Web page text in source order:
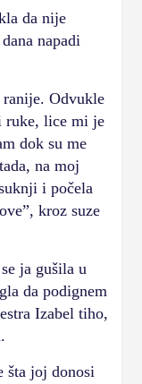
da nije
napadi
ranije. Odvukle
ruke, lice mi je
dok su me
na moj
i počela
kroz suze
ja gušila u
da podignem
Izabel tiho,
šta joj donosi